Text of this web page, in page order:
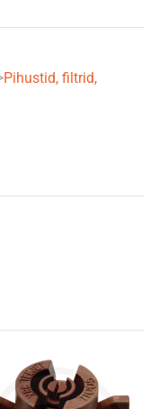
Pihustid, filtrid,